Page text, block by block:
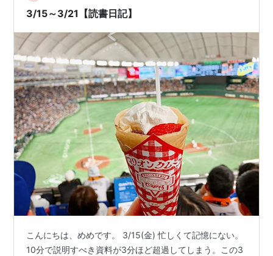
3/15～3/21【読書日記】
こんにちは、めめです。 3/15(金) 忙しくて記憶にない。
10分で説明すべき資料が3分ほど超過してしまう。この3